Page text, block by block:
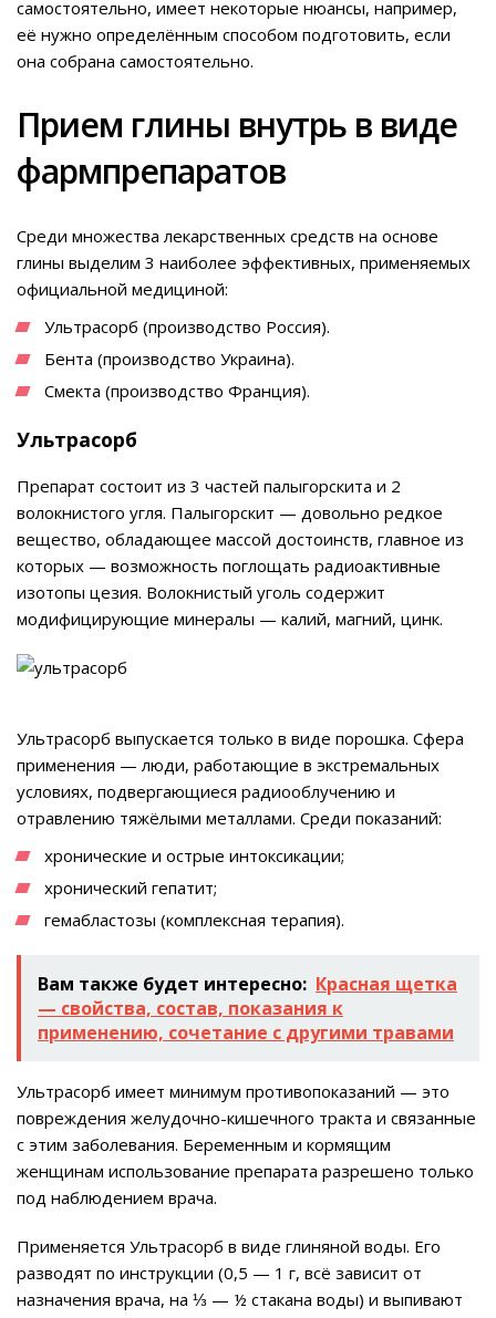
самостоятельно, имеет некоторые нюансы, например,
её нужно определённым способом подготовить, если
она собрана самостоятельно.
Прием глины внутрь в виде
фармпрепаратов
Среди множества лекарственных средств на основе
глины выделим 3 наиболее эффективных, применяемых
официальной медициной:
Ультрасорб (производство Россия).
Бента (производство Украина).
Смекта (производство Франция).
Ультрасорб
Препарат состоит из 3 частей палыгорскита и 2
волокнистого угля. Палыгорскит — довольно редкое
вещество, обладающее массой достоинств, главное из
которых — возможность поглощать радиоактивные
изотопы цезия. Волокнистый уголь содержит
модифицирующие минералы — калий, магний, цинк.
Ультрасорб выпускается только в виде порошка. Сфера
применения — люди, работающие в экстремальных
условиях, подвергающиеся радиооблучению и
отравлению тяжёлыми металлами. Среди показаний:
хронические и острые интоксикации;
хронический гепатит;
гемабластозы (комплексная терапия).
Вам также будет интересно: Красная щетка
— свойства, состав, показания к
применению, сочетание с другими травами
Ультрасорб имеет минимум противопоказаний — это
повреждения желудочно-кишечного тракта и связанные
с этим заболевания. Беременным и кормящим
женщинам использование препарата разрешено только
под наблюдением врача.
Применяется Ультрасорб в виде глиняной воды. Его
разводят по инструкции (0,5 — 1 г, всё зависит от
назначения врача, на ⅓ — ½ стакана воды) и выпивают